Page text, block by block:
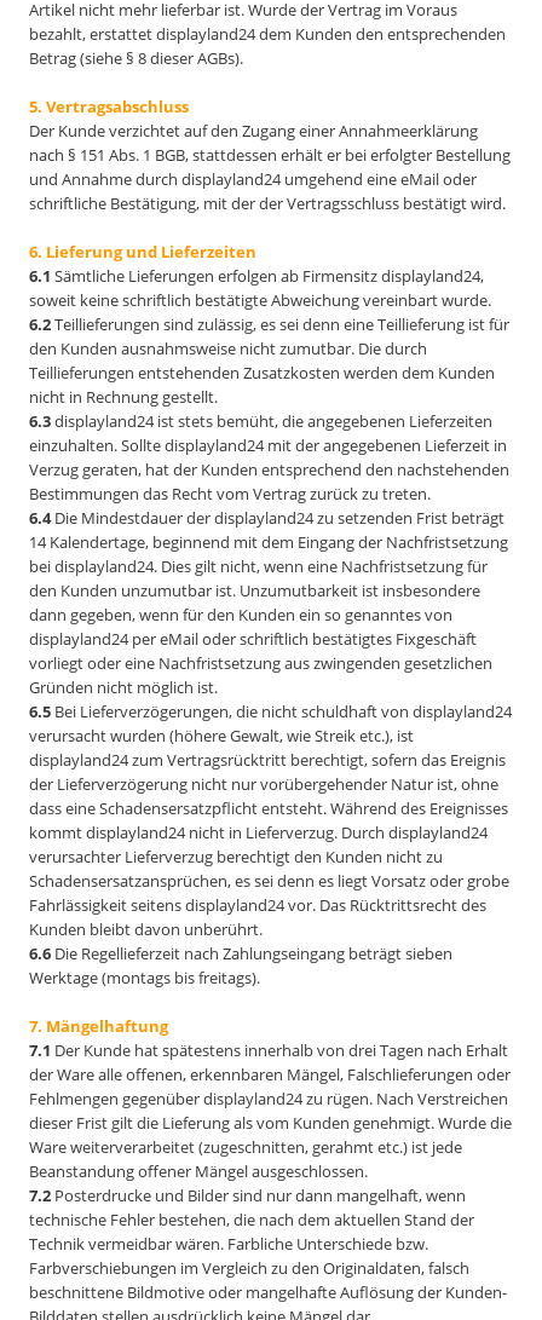
Artikel nicht mehr lieferbar ist. Wurde der Vertrag im Voraus
bezahlt, erstattet displayland24 dem Kunden den entsprechenden
Betrag (siehe § 8 dieser AGBs).
5. Vertragsabschluss
Der Kunde verzichtet auf den Zugang einer Annahmeerklärung
nach § 151 Abs. 1 BGB, stattdessen erhält er bei erfolgter Bestellung
und Annahme durch displayland24 umgehend eine eMail oder
schriftliche Bestätigung, mit der der Vertragsschluss bestätigt wird.
6. Lieferung und Lieferzeiten
6.1 Sämtliche Lieferungen erfolgen ab Firmensitz displayland24,
soweit keine schriftlich bestätigte Abweichung vereinbart wurde.
6.2Teillieferungen sind zulässig, es sei denn eine Teillieferung ist für
den Kunden ausnahmsweise nicht zumutbar. Die durch
Teillieferungen entstehenden Zusatzkosten werden dem Kunden
nicht in Rechnung gestellt.
6.3displayland24 ist stets bemüht, die angegebenen Lieferzeiten
einzuhalten. Sollte displayland24 mit der angegebenen Lieferzeit in
Verzug geraten, hat der Kunden entsprechend den nachstehenden
Bestimmungen das Recht vom Vertrag zurück zu treten.
6.4Die Mindestdauer der displayland24 zu setzenden Frist beträgt
14 Kalendertage, beginnend mit dem Eingang der Nachfristsetzung
bei displayland24. Dies gilt nicht, wenn eine Nachfristsetzung für
den Kunden unzumutbar ist. Unzumutbarkeit ist insbesondere
dann gegeben, wenn für den Kunden ein so genanntes von
displayland24 per eMail oder schriftlich bestätigtes Fixgeschäft
vorliegt oder eine Nachfristsetzung aus zwingenden gesetzlichen
Gründen nicht möglich ist.
6.5 Bei Lieferverzögerungen, die nicht schuldhaft von displayland24
verursacht wurden (höhere Gewalt, wie Streik etc.), ist
displayland24 zum Vertragsrücktritt berechtigt, sofern das Ereignis
der Lieferverzögerung nicht nur vorübergehender Natur ist, ohne
dass eine Schadensersatzpflicht entsteht. Während des Ereignisses
kommt displayland24 nicht in Lieferverzug. Durch displayland24
verursachter Lieferverzug berechtigt den Kunden nicht zu
Schadensersatzansprüchen, es sei denn es liegt Vorsatz oder grobe
Fahrlässigkeit seitens displayland24 vor. Das Rücktrittsrecht des
Kunden bleibt davon unberührt.
6.6 Die Regellieferzeit nach Zahlungseingang beträgt sieben
Werktage (montags bis freitags).
7. Mängelhaftung
7.1 Der Kunde hat spätestens innerhalb von drei Tagen nach Erhalt
der Ware alle offenen, erkennbaren Mängel, Falschlieferungen oder
Fehlmengen gegenüber displayland24 zu rügen. Nach Verstreichen
dieser Frist gilt die Lieferung als vom Kunden genehmigt. Wurde die
Ware weiterverarbeitet (zugeschnitten, gerahmt etc.) ist jede
Beanstandung offener Mängel ausgeschlossen.
7.2 Posterdrucke und Bilder sind nur dann mangelhaft, wenn
technische Fehler bestehen, die nach dem aktuellen Stand der
Technik vermeidbar wären. Farbliche Unterschiede bzw.
Farbverschiebungen im Vergleich zu den Originaldaten, falsch
beschnittene Bildmotive oder mangelhafte Auflösung der Kunden-